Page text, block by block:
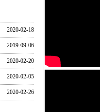
2020-02-18
2019-09-06
2020-02-20
2020-02-05
2020-02-26